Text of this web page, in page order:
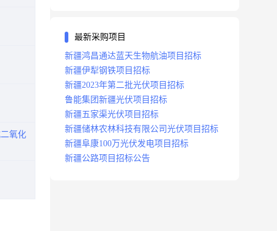
氧化
最新采购项目
新疆鸿昌通达蓝天生物航油项目招标
新疆伊犁钢铁项目招标
新疆2023年第二批光伏项目招标
鲁能集团新疆光伏项目招标
新疆五家渠光伏项目招标
新疆储林农林科技有限公司光伏项目招标
新疆阜康100万光伏发电项目招标
新疆公路项目招标公告